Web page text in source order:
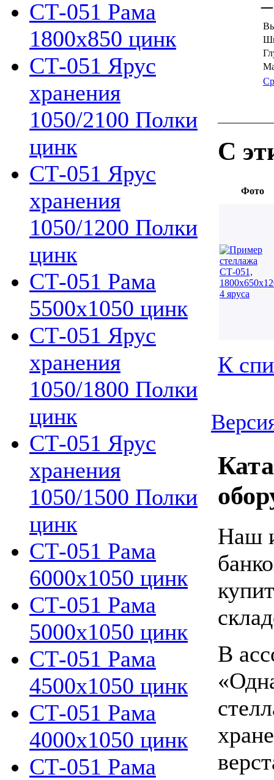
СТ-051 Рама
1800х850 цинк
СТ-051 Ярус
хранения
1050/2100 Полки
цинк
СТ-051 Ярус
хранения
1050/1200 Полки
цинк
СТ-051 Рама
5500х1050 цинк
СТ-051 Ярус
хранения
1050/1800 Полки
цинк
СТ-051 Ярус
хранения
1050/1500 Полки
цинк
СТ-051 Рама
6000х1050 цинк
СТ-051 Рама
5000х1050 цинк
СТ-051 Рама
4500х1050 цинк
СТ-051 Рама
4000х1050 цинк
СТ-051 Рама
С
Фото
К
Наш
В